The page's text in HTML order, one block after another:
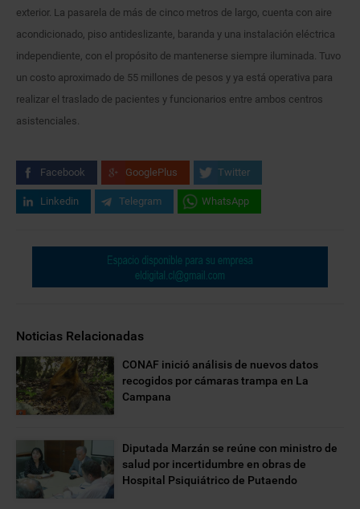
exterior. La pasarela de más de cinco metros de largo, cuenta con aire
acondicionado, piso antideslizante, baranda y una instalación eléctrica
independiente, con el propósito de mantenerse siempre iluminada. Tuvo
un costo aproximado de 55 millones de pesos y ya está operativa para
realizar el traslado de pacientes y funcionarios entre ambos centros
asistenciales.
Facebook GooglePlus Twitter
Linkedin Telegram WhatsApp
Noticias Relacionadas
CONAF inició análisis de nuevos datos
recogidos por cámaras trampa en La
Campana
Diputada Marzán se reúne con ministro de
salud por incertidumbre en obras de
Hospital Psiquiátrico de Putaendo